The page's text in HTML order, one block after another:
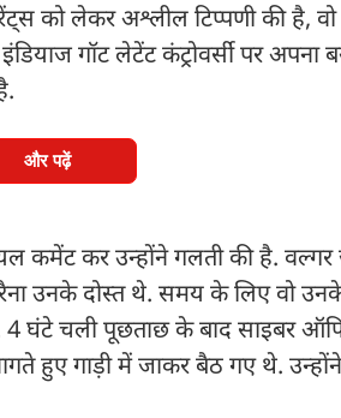
को लेकर अश्लील टिप्पणी की है,
गॉट लेटेंट कंट्रोवर्सी पर अपना
और पढ़ें
कमेंट कर उन्होंने गलती की है.
उनके दोस्त थे. समय के लिए वो
4 घंटे चली पूछताछ के बाद साइबर
हुए गाड़ी में जाकर बैठ गए थे.